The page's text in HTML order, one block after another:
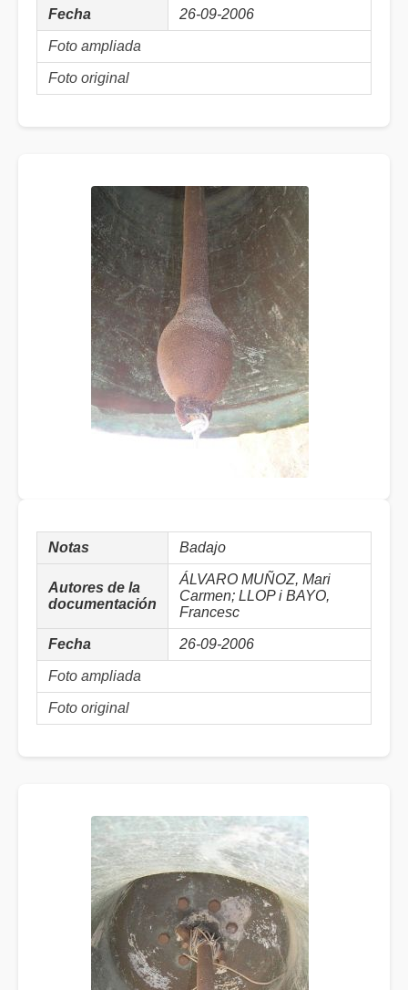
Fecha 26-09-2006
Foto ampliada
Foto original
Notas Badajo
Autores de la
documentación
ÁLVARO MUÑOZ, Mari
Carmen; LLOP i BAYO,
Francesc
Fecha 26-09-2006
Foto ampliada
Foto original